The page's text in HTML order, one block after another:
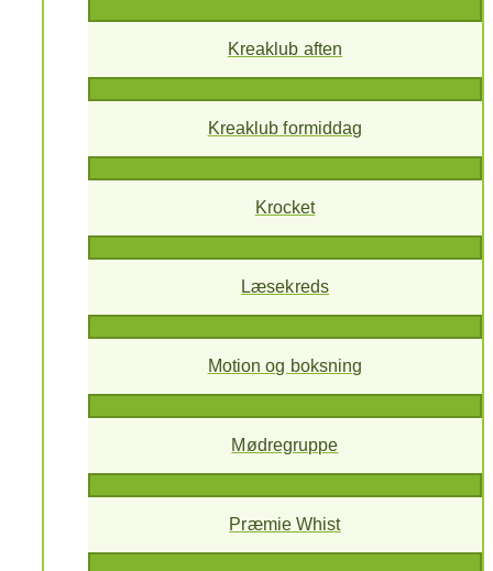
Kreaklub aften
Kreaklub formiddag
Krocket
Læsekreds
Motion og boksning
Mødregruppe
Præmie Whist